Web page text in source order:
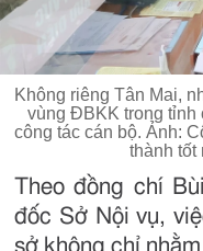
Không riêng Tân Mai,
vùng ĐBKK trong tỉnh
công tác cán bộ. Ảnh:
thành tốt
Theo đồng chí
đốc Sở Nội vụ,
sở không chỉ